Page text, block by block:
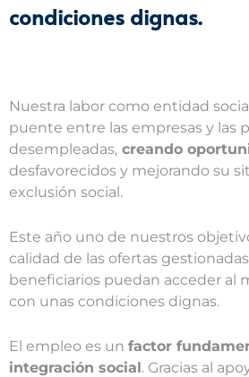
condiciones dignas.
Nuestra labor como entidad
puente entre las empresas y las
desempleadas, creando
desfavorecidos y mejorando su
exclusión social.
Este año uno de nuestros
calidad de las ofertas
beneficiarios puedan acceder al
con unas condiciones dignas.
El empleo es un factor
integración social. Gracias al